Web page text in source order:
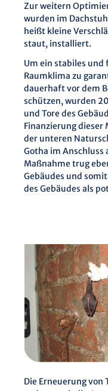
Zur weitern
wurden im
heißt kleine
staut, installiert.
Um ein stabiles und
Raumklima zu
dauerhaft vor dem
schützen, wurden
und Tore des
Finanzierung dieser
der unteren
Gotha im Anschluss
Maßnahme trug
Gebäudes und
des Gebäudes als
Die Erneuerung von